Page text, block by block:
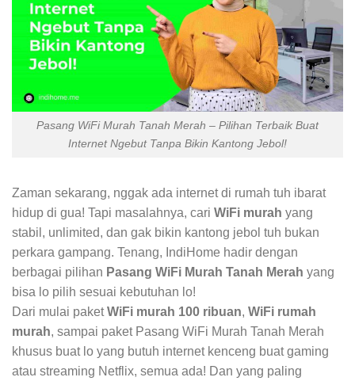
Pasang WiFi Murah Tanah Merah – Pilihan Terbaik Buat
Internet Ngebut Tanpa Bikin Kantong Jebol!
Zaman sekarang, nggak ada internet di rumah tuh ibarat
hidup di gua! Tapi masalahnya, cari WiFi murah yang
stabil, unlimited, dan gak bikin kantong jebol tuh bukan
perkara gampang. Tenang, IndiHome hadir dengan
berbagai pilihan Pasang WiFi Murah Tanah Merah yang
bisa lo pilih sesuai kebutuhan lo!
Dari mulai paketWiFi murah 100 ribuan, WiFi rumah
murah, sampai paket Pasang WiFi Murah Tanah Merah
khusus buat lo yang butuh internet kenceng buat gaming
atau streaming Netflix, semua ada! Dan yang paling